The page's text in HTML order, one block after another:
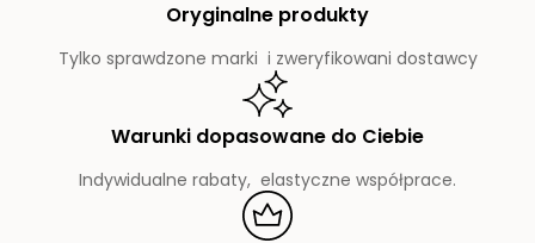
Oryginalne produkty
Tylko sprawdzone marki i zweryfikowani dostawcy
Warunki dopasowane do Ciebie
Indywidualne rabaty, elastyczne współprace.